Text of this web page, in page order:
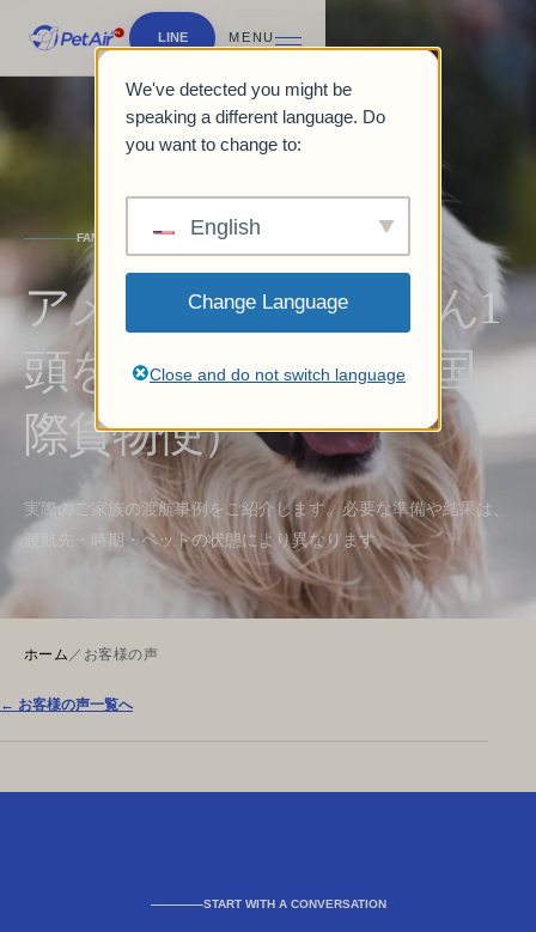
LINE MENU
FAMILY JOURNEY
アメリカへ愛犬ちゃん1
頭を輸出しました（国
際貨物便）
実際のご家族の渡航事例をご紹介します。必要な準備や結果は、
渡航先・時期・ペットの状態により異なります。
ホーム ／ お客様の声
← お客様の声一覧へ
START WITH A CONVERSATION
We've detected you might be
speaking a different language. Do
you want to change to:
English
Change Language
Close and do not switch language